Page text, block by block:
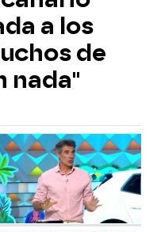
a los
de
nada"